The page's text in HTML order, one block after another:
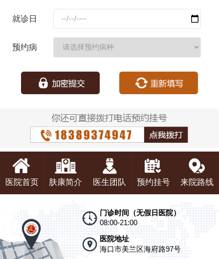
就诊日
预约病
医院首页 肤康简介 医生团队 预约挂号 来院路线
门诊时间（无假日医院）
08:00-21:00
医院地址
海口市美兰区海府路97号